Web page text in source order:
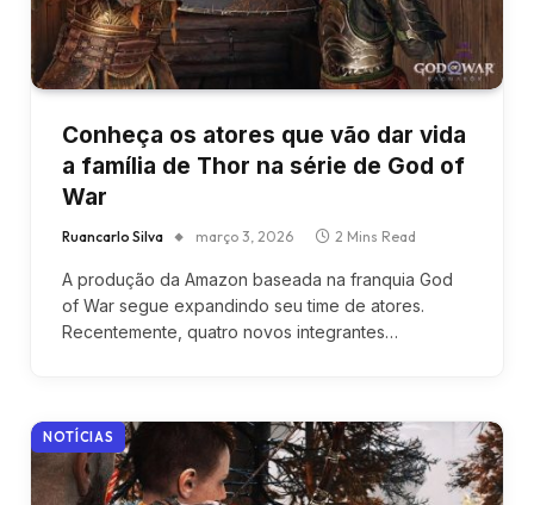
Conheça os atores que vão dar vida
a família de Thor na série de God of
War
Ruancarlo Silva março 3, 2026 2 Mins Read
A produção da Amazon baseada na franquia God
of War segue expandindo seu time de atores.
Recentemente, quatro novos integrantes…
NOTÍCIAS